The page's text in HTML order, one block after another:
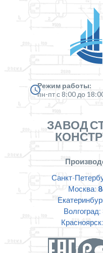
Режим работы:
пн-пт с 8:00 до
ЗАВОД
Санкт-
Москва:
Волгоград:
Красноярск: